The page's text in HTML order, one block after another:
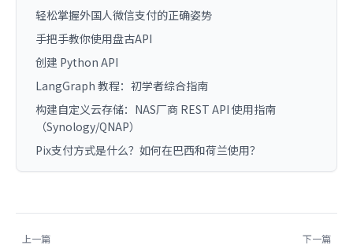
轻松掌握外国人微信支付的正确姿势
手把手教你使用盘古API
创建 Python API
LangGraph 教程：初学者综合指南
构建自定义云存储：NAS厂商 REST API 使用指南
（Synology/QNAP）
Pix支付方式是什么？如何在巴西和荷兰使用？
上一篇 下一篇